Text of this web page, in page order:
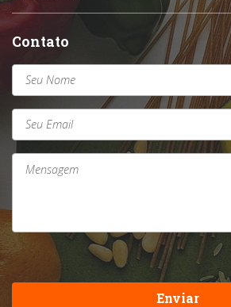
Contato
Enviar